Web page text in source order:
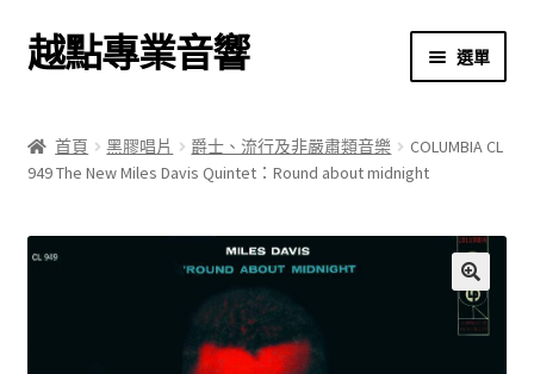
跳
至
覽
列
跳
至
要
內
越點專業音響 選單
商店
關於我們
首頁 黑膠唱片 爵士、流行及非嚴肅類音樂
COLUMBIA CL
949 The New Miles Davis Quintet：Round about midnight
🔍